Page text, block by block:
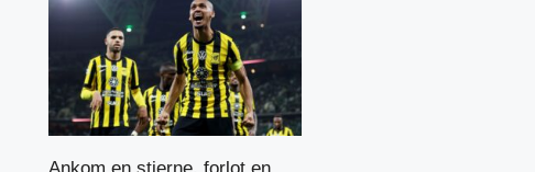
Ankom en stjerne, forlot en